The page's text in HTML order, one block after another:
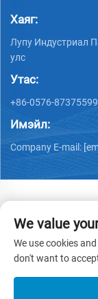
Хаяг:
Лупу Индустриал
улс
Утас:
+86-0576-87375599
Имэйл:
Company E-mail:
Хууль
Хөрөнгө
We value
We use cookies
don't want to